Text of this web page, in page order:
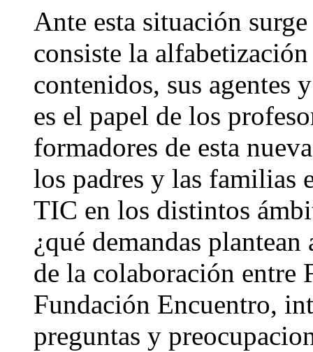
Ante esta situación
consiste la
contenidos, sus agentes
es el papel de los
formadores de esta
los padres y las familias
TIC en los distintos
¿qué demandas
de la colaboración entre
Fundación Encuentro,
preguntas y